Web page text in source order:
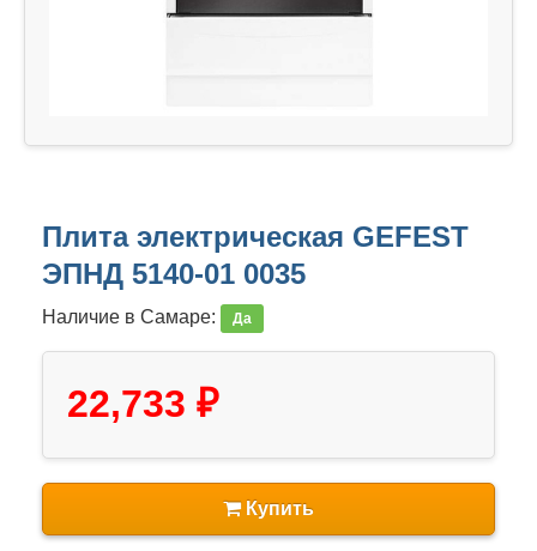
Плита электрическая GEFEST
ЭПНД 5140-01 0035
Наличие в Самаре: Да
22,733 ₽
Купить